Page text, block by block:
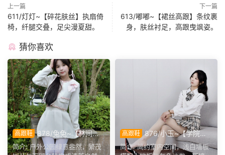
上一篇
611/灯灯~【碎花肤丝】执扇倚
椅，纤腿交叠，足尖漫夏甜。
下一篇
613/嘟嘟~【裙丝高跟】条纹裹
身，肤丝衬足，高跟曳飒姿。
猜你喜欢
高跟鞋
878/兔兔~【林间甜
序】公园翠色环绕，粉白装
束，动静间尽显少女娇柔风
简介: 户外公园绿意盎然，繁茂
高跟鞋 876/小玉~【学院闲
叙】室间学院格调，抬脚轻卸
鞋履，尽显少女灵动姿态。
简介: 简约室内空间，浅白墙板